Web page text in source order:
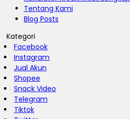
Tentang Kami
Blog Posts
Kategori
Facebook
Instagram
Jual Akun
Shopee
Snack Video
Telegram
Tiktok